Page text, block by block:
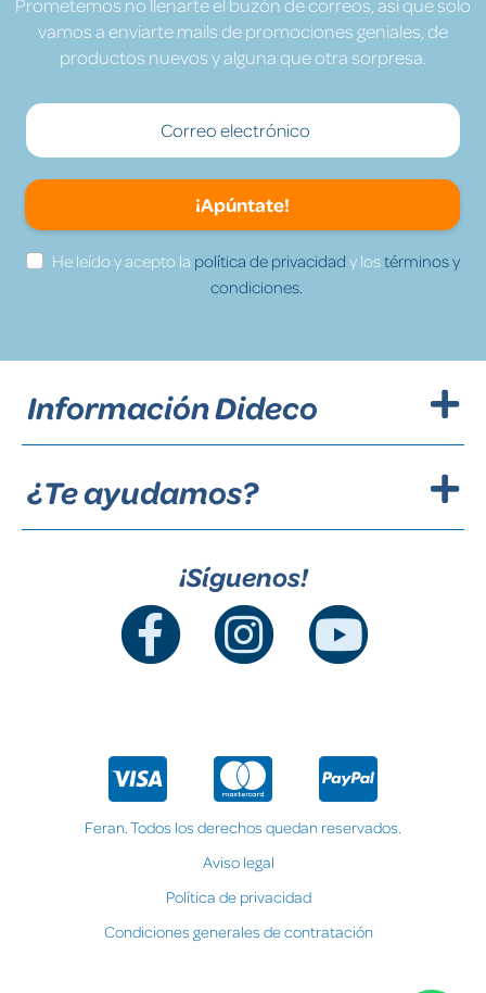
Prometemos no llenarte el buzón de correos, así que solo
vamos a enviarte mails de promociones geniales, de
productos nuevos y alguna que otra sorpresa.
¡Apúntate!
He leído y acepto la política de privacidad y lostérminos y
condiciones.
Información Dideco
¿Te ayudamos?
¡Síguenos!
Feran. Todos los derechos quedan reservados.
Aviso legal
Política de privacidad
Condiciones generales de contratación